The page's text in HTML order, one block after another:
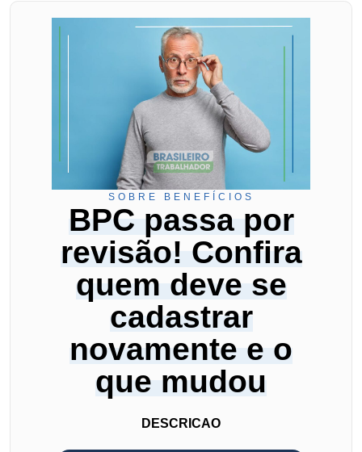
SOBRE BENEFÍCIOS
BPC passa por
revisão! Confira
quem deve se
cadastrar
novamente e o
que mudou
DESCRICAO